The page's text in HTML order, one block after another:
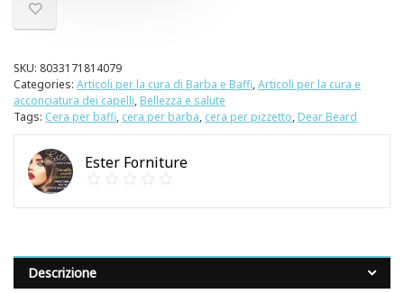
SKU: 8033171814079
Categories: Articoli per la cura di Barba e Baffi,Articoli per la cura e
acconciatura dei capelli, Bellezza e salute
Tags: Cera per baffi, cera per barba, cera per pizzetto, Dear Beard
Ester Forniture
Descrizione